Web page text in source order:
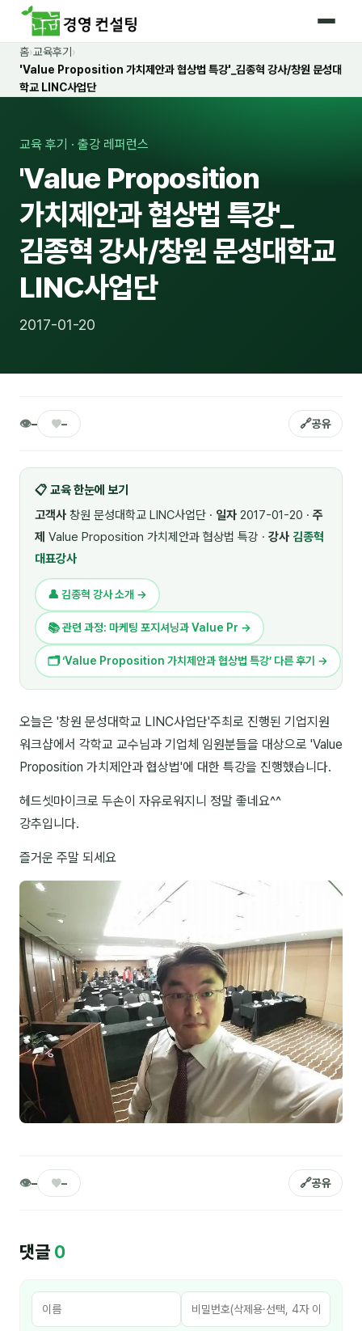
홈
🛡️ 법정 의무교육 4종
🤖 AI · IT 교육
📈 마케팅 · 영업
🤝 B2B 세일즈
💼 비즈니스 스킬
🏭 산업 특화 5
🎬 영상 · 콘텐츠
🚀 창업 · 커리어
🗣️ 외국어 강의
👥 리더십 · 조직
📚 인문학 · 교양 7
온라인강의 NEW
🤖 AI 실무
🧭 기획·전략
김종혁
구자룡
김경태
김소연
김의중
김종무
노준영
민광동
박혜랑
안정미
홈›교육후기 ›
'Value Proposition 가치제안과 협상법 특강'_김종혁 강사/창원 문성대
학교 LINC사업단
교육 후기 · 출강 레퍼런스
'Value Proposition
가치제안과 협상법 특강'_
김종혁 강사/창원 문성대학교
LINC사업단
2017-01-20
👁– ♥– 🔗공유
📋 교육 한눈에 보기
고객사 창원 문성대학교 LINC사업단 · 일자 2017-01-20 · 주
제 Value Proposition 가치제안과 협상법 특강 · 강사 김종혁
대표강사
👤 김종혁 강사 소개 →
📚 관련 과정: 마케팅 포지셔닝과 Value Pr →
🗂 ‘Value Proposition 가치제안과 협상법 특강’ 다른 후기 →
오늘은 '창원 문성대학교 LINC사업단'주최로 진행된 기업지원
워크샵에서 각학교 교수님과 기업체 임원분들을 대상으로 'Value
Proposition 가치제안과 협상법'에 대한 특강을 진행했습니다.
헤드셋마이크로 두손이 자유로워지니 정말 좋네요^^
강추입니다.
즐거운 주말 되세요
👁– ♥– 🔗공유
댓글 0